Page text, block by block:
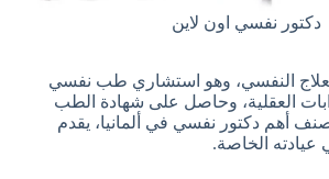
دكتور نفسي اون لاين
النفسي، وهو استشاري طب نفسي
العقلية، وحاصل على شهادة الطب
أهم دكتور نفسي في ألمانيا، يقدم
عيادته الخاصة.